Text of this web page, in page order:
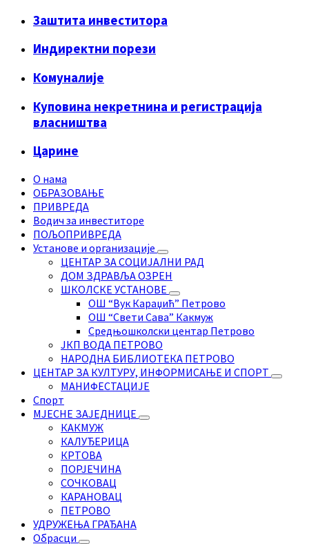
Заштита инвеститора
Индиректни порези
Комуналије
Куповина некретнина и регистрација
власништва
Царине
О нама
ОБРАЗОВАЊЕ
ПРИВРЕДА
Водич за инвеститоре
ПОЉОПРИВРЕДА
Установе и организације
ЦЕНТАР ЗА СОЦИЈАЛНИ РАД
ДОМ ЗДРАВЉА ОЗРЕН
ШКОЛСКЕ УСТАНОВЕ
ОШ “Вук Караџић” Петрово
ОШ “Свети Сава” Какмуж
Средњошколски центар Петрово
ЈКП ВОДА ПЕТРОВО
НАРОДНА БИБЛИОТЕКА ПЕТРОВО
ЦЕНТАР ЗА КУЛТУРУ, ИНФОРМИСАЊЕ И СПОРТ
МАНИФЕСТАЦИЈЕ
Спорт
МЈЕСНЕ ЗАЈЕДНИЦЕ
КАКМУЖ
КАЛУЂЕРИЦА
КРТОВА
ПОРЈЕЧИНА
СОЧКОВАЦ
КАРАНОВАЦ
ПЕТРОВО
УДРУЖЕЊА ГРАЂАНА
Обрасци